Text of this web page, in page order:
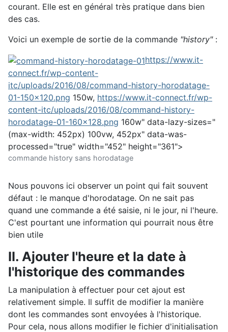
courant. Elle est en général très pratique dans bien
des cas.
Voici un exemple de sortie de la commande "history":
https://www.it-
connect.fr/wp-content-
itc/uploads/2016/08/command-history-horodatage-
01-150x120.png 150w, https://www.it-connect.fr/wp-
content-itc/uploads/2016/08/command-history-
horodatage-01-160x128.png 160w" data-lazy-sizes="
(max-width: 452px) 100vw, 452px" data-was-
processed="true" width="452" height="361">
commande history sans horodatage
Nous pouvons ici observer un point qui fait souvent
défaut : le manque d'horodatage. On ne sait pas
quand une commande a été saisie, ni le jour, ni l'heure.
C'est pourtant une information qui pourrait nous être
bien utile
II. Ajouter l'heure et la date à
l'historique des commandes
La manipulation à effectuer pour cet ajout est
relativement simple. Il suffit de modifier la manière
dont les commandes sont envoyées à l'historique.
Pour cela, nous allons modifier le fichier d'initialisation